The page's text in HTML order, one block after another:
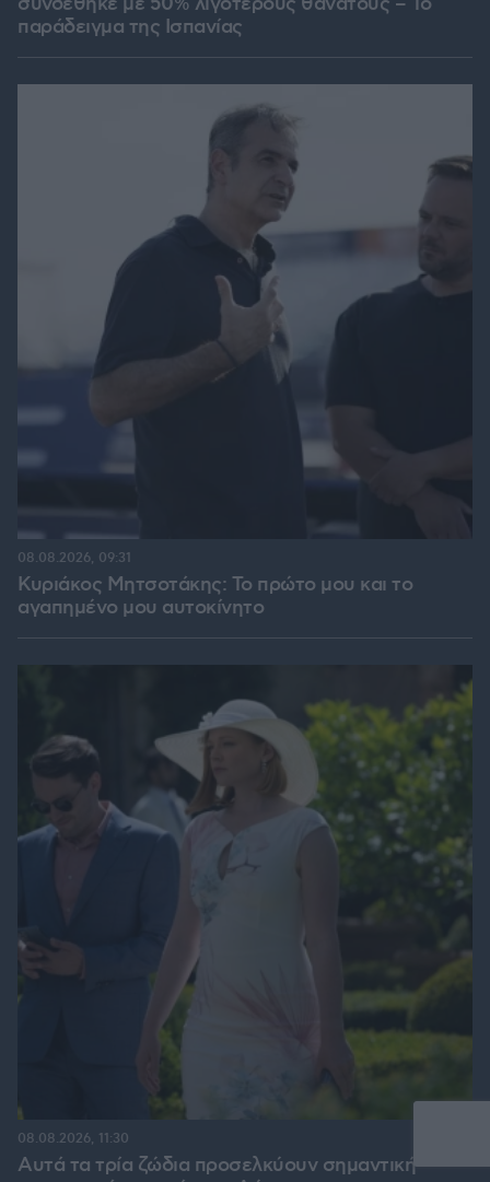
παράδειγμα της Ισπανίας
Κυριάκος Μητσοτάκης: Το πρώτο μου και το
αγαπημένο μου αυτοκίνητο
08.08.2026, 09:31
Αυτά τα τρία ζώδια προσελκύουν σημαντική
08.08.2026, 11:30